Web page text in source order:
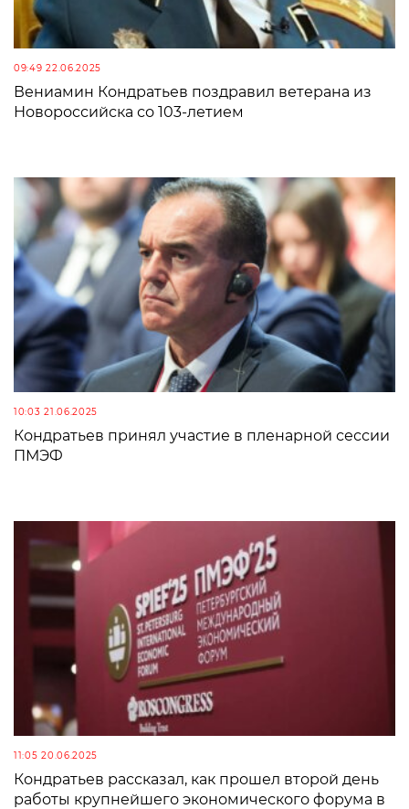
09:49 22.06.2025
Вениамин Кондратьев поздравил ветерана из
Новороссийска со 103-летием
10:03 21.06.2025
Кондратьев принял участие в пленарной сессии
ПМЭФ
11:05 20.06.2025
Кондратьев рассказал, как прошел второй день
работы крупнейшего экономического форума в